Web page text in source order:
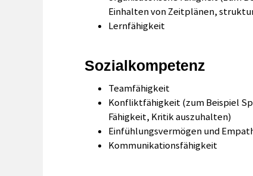
Einhalten von Zeitplänen,
Lernfähigkeit
Sozialkompetenz
Teamfähigkeit
Konfliktfähigkeit (zum Beispiel
Fähigkeit, Kritik auszuhalten)
Einfühlungsvermögen und
Kommunikationsfähigkeit